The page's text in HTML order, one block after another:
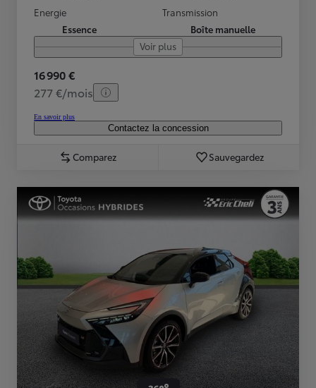
Energie
Essence
Transmission
Boîte manuelle
Voir plus
16 990 €
277 €/mois
En savoir plus
Contactez la concession
Comparez Sauvegardez